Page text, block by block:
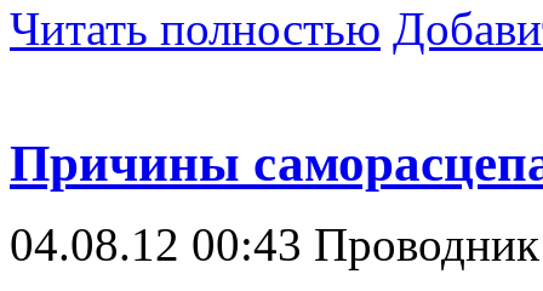
Читать полностью
Причины
04.08.12 00:43